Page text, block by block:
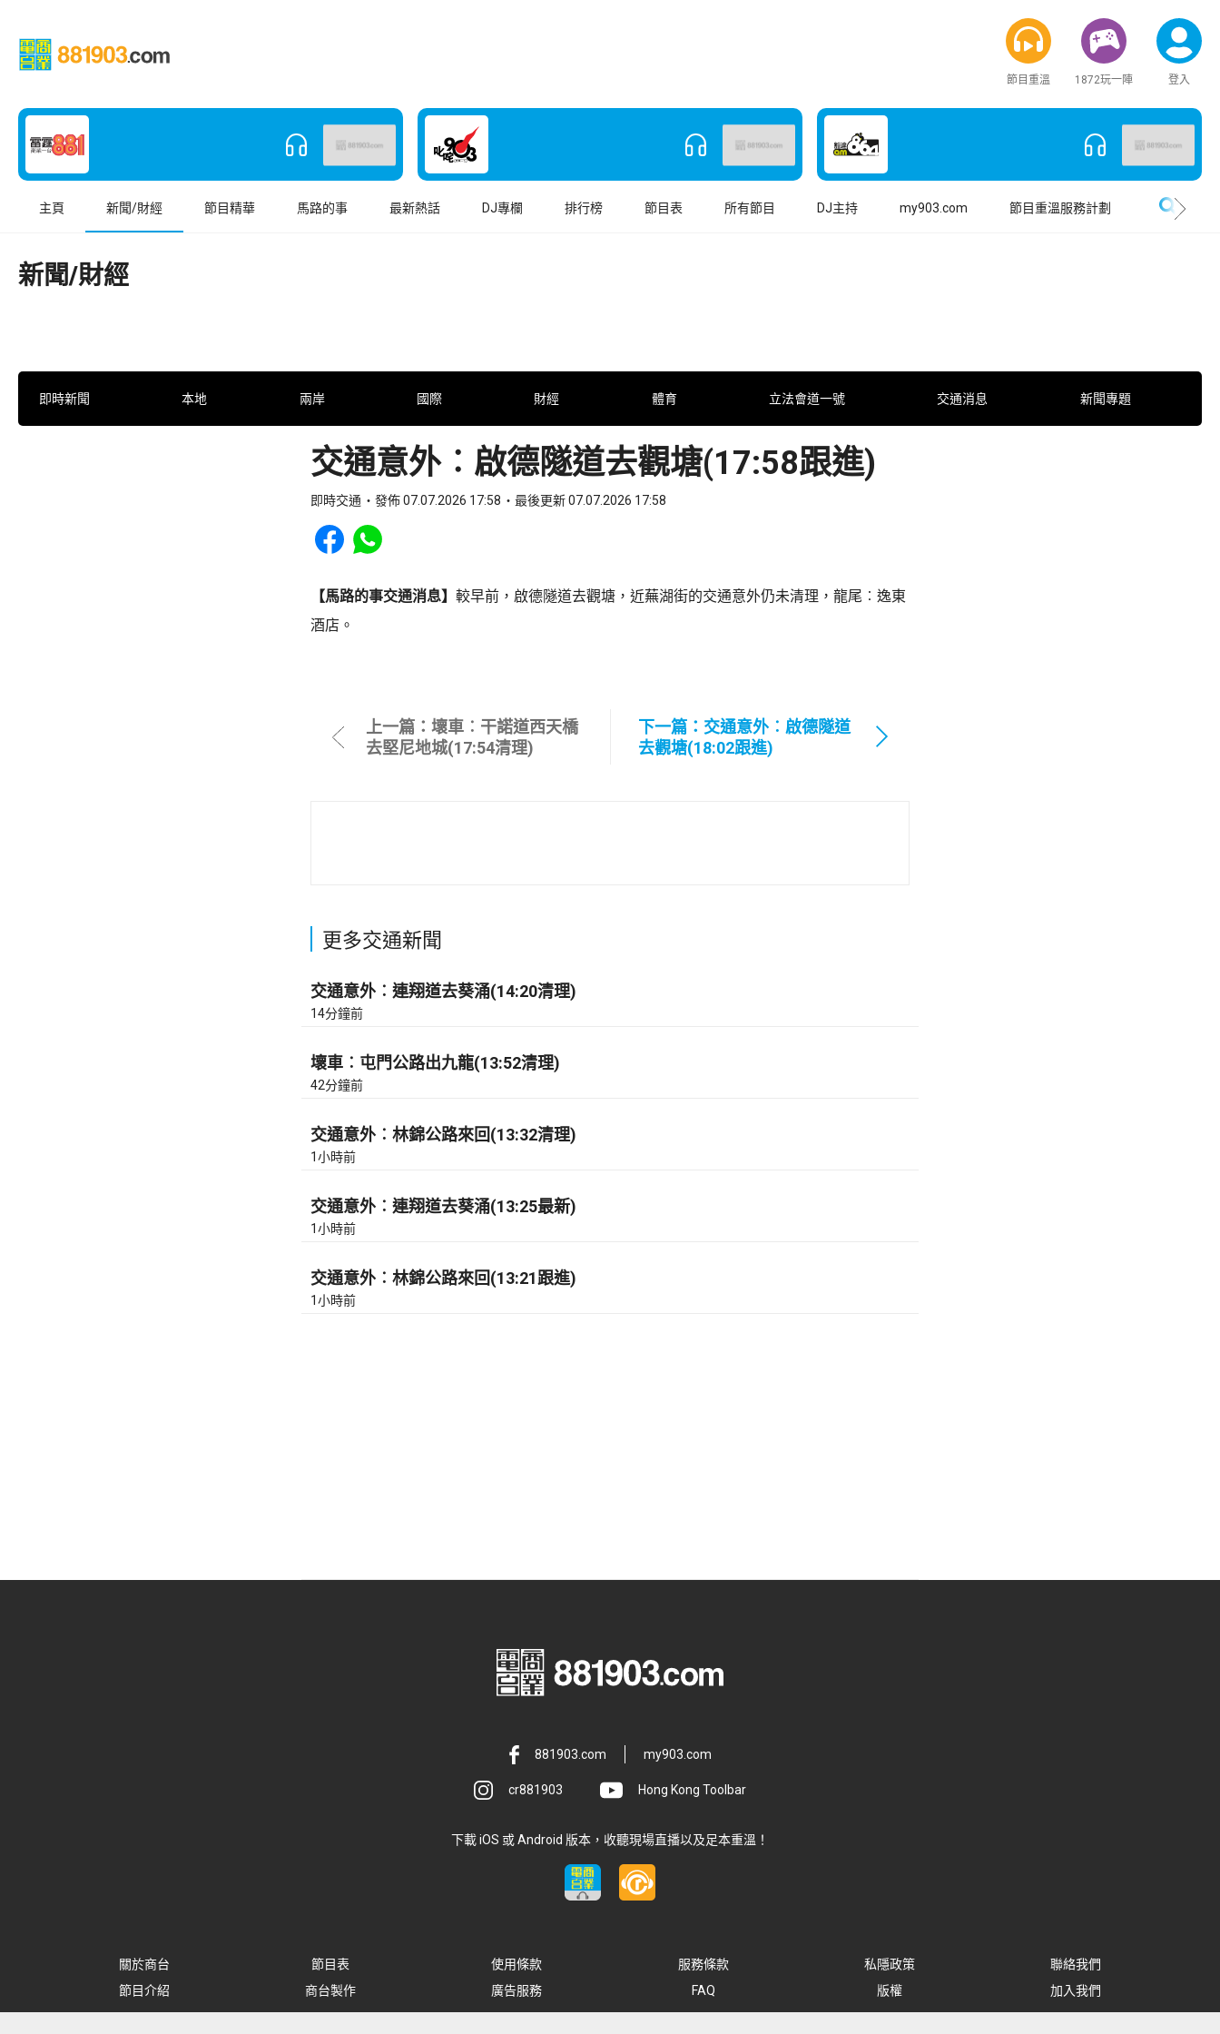
節目重溫 1872玩一陣 登入
主頁 新聞/財經 節目精華 馬路的事 最新熱話 DJ專欄 排行榜 節目表 所有節目 DJ主持 my903.com 節目重溫服務計劃
新聞/財經
即時新聞 本地 兩岸 國際 財經 體育 立法會道一號 交通消息 新聞專題
交通意外︰啟德隧道去觀塘(17:58跟進)
即時交通 發佈 07.07.2026 17:58 最後更新 07.07.2026 17:58
Share to Facebook
Share to WhatsApp
【馬路的事交通消息】 較早前，啟德隧道去觀塘，近蕪湖街的交通意外仍未清理，龍尾︰逸東
酒店。
上一篇：壞車︰干諾道西天橋
去堅尼地城(17:54清理)
下一篇：交通意外︰啟德隧道
去觀塘(18:02跟進)
更多交通新聞
交通意外︰連翔道去葵涌(14:20清理)
14分鐘前
壞車︰屯門公路出九龍(13:52清理)
42分鐘前
交通意外︰林錦公路來回(13:32清理)
1小時前
交通意外︰連翔道去葵涌(13:25最新)
1小時前
交通意外︰林錦公路來回(13:21跟進)
1小時前
881903.com my903.com
cr881903 Hong Kong Toolbar
下載 iOS 或 Android 版本，收聽現場直播以及足本重溫！
關於商台 節目表 使用條款 服務條款 私隱政策
聯絡我們
節目介紹
商台製作 廣告服務 FAQ 版權 加入我們